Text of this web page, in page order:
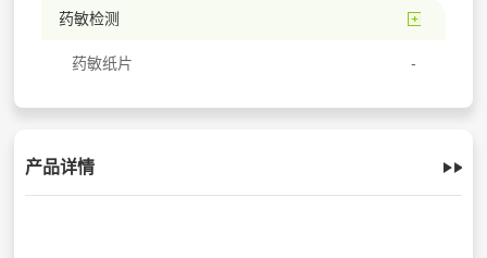
药敏检测
药敏纸片
产品详情